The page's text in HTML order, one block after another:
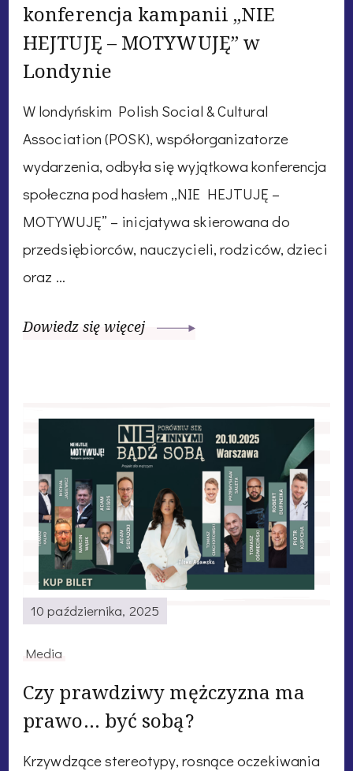
konferencja kampanii „NIE
HEJTUJĘ – MOTYWUJĘ” w
Londynie
W londyńskim Polish Social & Cultural
Association (POSK), współorganizatorze
wydarzenia, odbyła się wyjątkowa konferencja
społeczna pod hasłem „NIE HEJTUJĘ –
MOTYWUJĘ” – inicjatywa skierowana do
przedsiębiorców, nauczycieli, rodziców, dzieci
oraz …
Dowiedz się więcej
10 października, 2025
Media
Czy prawdziwy mężczyzna ma
prawo… być sobą?
Krzywdzące stereotypy, rosnące oczekiwania